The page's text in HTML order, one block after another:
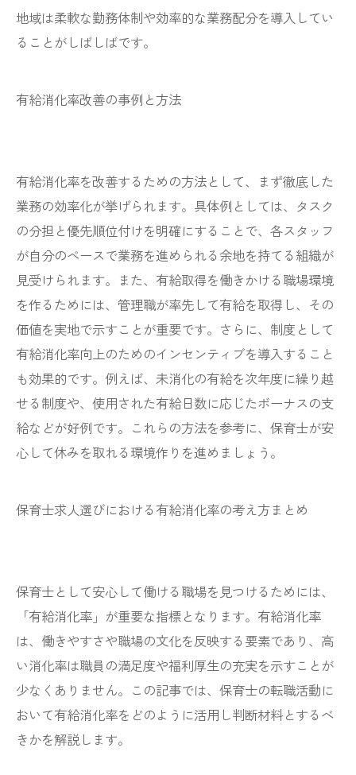
地域は柔軟な勤務体制や効率的な業務配分を導入してい
ることがしばしばです。
有給消化率改善の事例と方法
有給消化率を改善するための方法として、まず徹底した
業務の効率化が挙げられます。具体例としては、タスク
の分担と優先順位付けを明確にすることで、各スタッフ
が自分のペースで業務を進められる余地を持てる組織が
見受けられます。また、有給取得を働きかける職場環境
を作るためには、管理職が率先して有給を取得し、その
価値を実地で示すことが重要です。さらに、制度として
有給消化率向上のためのインセンティブを導入すること
も効果的です。例えば、未消化の有給を次年度に繰り越
せる制度や、使用された有給日数に応じたボーナスの支
給などが好例です。これらの方法を参考に、保育士が安
心して休みを取れる環境作りを進めましょう。
保育士求人選びにおける有給消化率の考え方まとめ
保育士として安心して働ける職場を見つけるためには、
「有給消化率」が重要な指標となります。有給消化率
は、働きやすさや職場の文化を反映する要素であり、高
い消化率は職員の満足度や福利厚生の充実を示すことが
少なくありません。この記事では、保育士の転職活動に
おいて有給消化率をどのように活用し判断材料とするべ
きかを解説します。